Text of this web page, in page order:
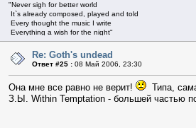
"Never sigh for better world
It`s already composed, played and told
Every thought the music I write
Everything a wish for the night"
© Nightwish
"Участь твоя быть рабой темноты,
Когда капают слёзы луны..."
© Eter Lake
Re: Goth's undead
Ответ #25 : 08 Май 2006, 23:30
Она мне все равно не верит!
Типа,
З.Ы. Within Temptation - большей частью